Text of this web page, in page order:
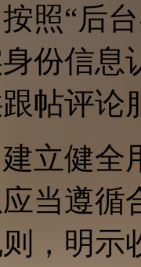
按照“后
份信息
帖评论
建立健
当遵循
，明示